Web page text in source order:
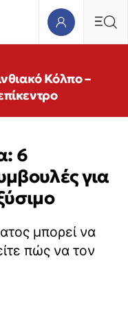
Κόλπο –
6
για
μπορεί να
πώς να τον